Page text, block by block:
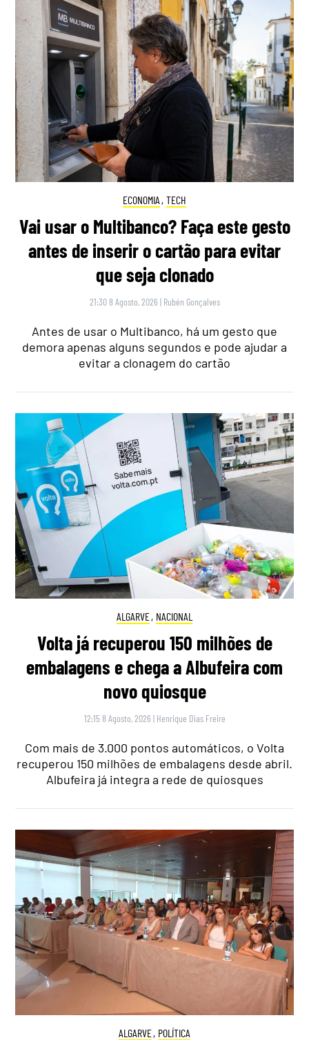
ECONOMIA , TECH
Vai usar o Multibanco? Faça este gesto
antes de inserir o cartão para evitar
que seja clonado
21:30 8 Agosto, 2026 | Rubén Gonçalves
Antes de usar o Multibanco, há um gesto que
demora apenas alguns segundos e pode ajudar a
evitar a clonagem do cartão
ALGARVE, NACIONAL
Volta já recuperou 150 milhões de
embalagens e chega a Albufeira com
novo quiosque
12:15 8 Agosto, 2026 | Henrique Dias Freire
Com mais de 3.000 pontos automáticos, o Volta
recuperou 150 milhões de embalagens desde abril.
Albufeira já integra a rede de quiosques
ALGARVE, POLÍTICA